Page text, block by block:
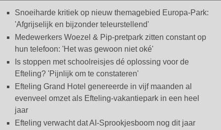
Snoeiharde kritiek op nieuw themagebied Europa-Park:
'Afgrijselijk en bijzonder teleurstellend'
Medewerkers Woezel & Pip-pretpark zitten constant op
hun telefoon: 'Het was gewoon niet oké'
Is stoppen met schoolreisjes dé oplossing voor de
Efteling? 'Pijnlijk om te constateren'
Efteling Grand Hotel genereerde in vijf maanden al
evenveel omzet als Efteling-vakantiepark in een heel
jaar
Efteling verwacht dat AI-Sprookjesboom nog dit jaar